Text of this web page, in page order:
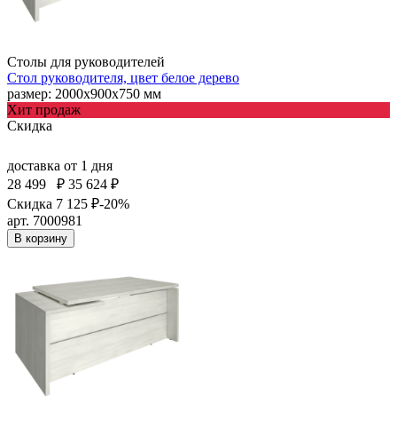
Столы для руководителей
Стол руководителя, цвет белое дерево
размер: 2000х900х750 мм
Хит продаж
Скидка
доставка от 1 дня
28 499
₽ 35 624 ₽
Скидка 7 125 ₽-20%
арт. 7000981
В корзину